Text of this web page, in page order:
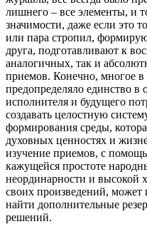
лишнего – все элементы, и
значимости, даже если это
или пара стропил,
друга, подготавливают к
аналогичных, так и
приемов. Конечно, многое в
предопределяло единство в
исполнителя и будущего
создавать целостную
формирования среды,
духовных ценностях и
изучение приемов, с
кажущейся простоте
неординарности и высокой
своих произведений,
найти дополнительные
решений.